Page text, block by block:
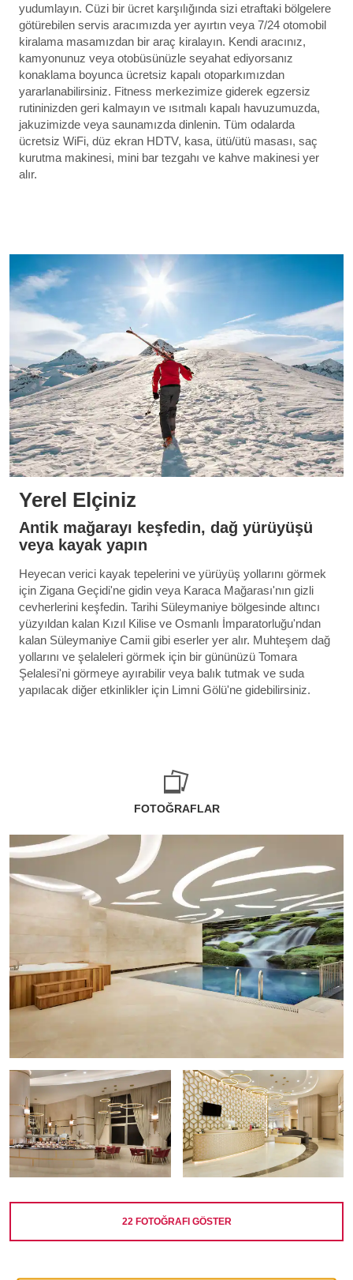
yudumlayın. Cüzi bir ücret karşılığında sizi etraftaki bölgelere
götürebilen servis aracımızda yer ayırtın veya 7/24 otomobil
kiralama masamızdan bir araç kiralayın. Kendi aracınız,
kamyonunuz veya otobüsünüzle seyahat ediyorsanız
konaklama boyunca ücretsiz kapalı otoparkımızdan
yararlanabilirsiniz. Fitness merkezimize giderek egzersiz
rutininizden geri kalmayın ve ısıtmalı kapalı havuzumuzda,
jakuzimizde veya saunamızda dinlenin. Tüm odalarda
ücretsiz WiFi, düz ekran HDTV, kasa, ütü/ütü masası, saç
kurutma makinesi, mini bar tezgahı ve kahve makinesi yer
alır.
Yerel Elçiniz
Antik mağarayı keşfedin, dağ yürüyüşü
veya kayak yapın
Heyecan verici kayak tepelerini ve yürüyüş yollarını görmek
için Zigana Geçidi'ne gidin veya Karaca Mağarası'nın gizli
cevherlerini keşfedin. Tarihi Süleymaniye bölgesinde altıncı
yüzyıldan kalan Kızıl Kilise ve Osmanlı İmparatorluğu'ndan
kalan Süleymaniye Camii gibi eserler yer alır. Muhteşem dağ
yollarını ve şelaleleri görmek için bir gününüzü Tomara
Şelalesi'ni görmeye ayırabilir veya balık tutmak ve suda
yapılacak diğer etkinlikler için Limni Gölü'ne gidebilirsiniz.
FOTOĞRAFLAR
22 FOTOĞRAFI GÖSTER